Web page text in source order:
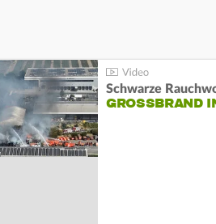
Schwarze
GROSSBRAND